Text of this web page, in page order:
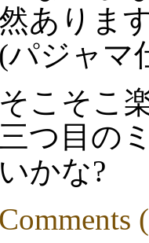
ありま
(パジャマ
そこそこ
三つ目の
いかな?
Comments